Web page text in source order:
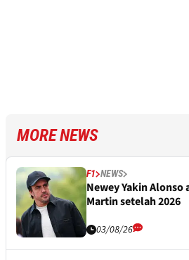
MORE NEWS
F1 NEWS
Newey Yakin
Martin setelah 2026
03/08/26